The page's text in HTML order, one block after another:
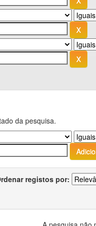
da pesquisa.
registos por: